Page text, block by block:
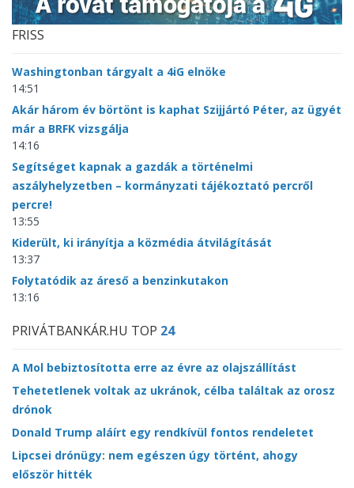
FRISS
Washingtonban tárgyalt a 4iG elnöke
14:51
Akár három év börtönt is kaphat Szijjártó Péter, az ügyét
már a BRFK vizsgálja
14:16
Segítséget kapnak a gazdák a történelmi
aszályhelyzetben – kormányzati tájékoztató percről
percre!
13:55
Kiderült, ki irányítja a közmédia átvilágítását
13:37
Folytatódik az áreső a benzinkutakon
13:16
PRIVÁTBANKÁR.HU TOP 24
A Mol bebiztosította erre az évre az olajszállítást
Tehetetlenek voltak az ukránok, célba találtak az orosz
drónok
Donald Trump aláírt egy rendkívül fontos rendeletet
Lipcsei drónügy: nem egészen úgy történt, ahogy
először hitték